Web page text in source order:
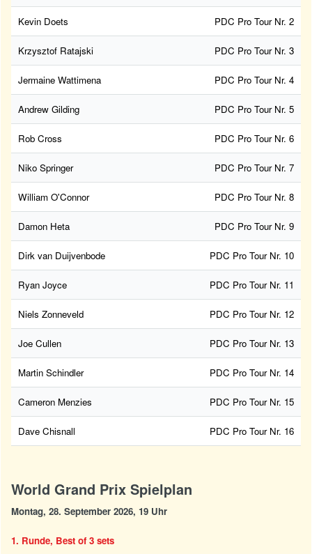
Kevin Doets PDC Pro Tour Nr. 2
Krzysztof Ratajski PDC Pro Tour Nr. 3
Jermaine Wattimena PDC Pro Tour Nr. 4
Andrew Gilding PDC Pro Tour Nr. 5
Rob Cross PDC Pro Tour Nr. 6
Niko Springer PDC Pro Tour Nr. 7
William O'Connor PDC Pro Tour Nr. 8
Damon Heta PDC Pro Tour Nr. 9
Dirk van Duijvenbode PDC Pro Tour Nr. 10
Ryan Joyce PDC Pro Tour Nr. 11
Niels Zonneveld PDC Pro Tour Nr. 12
Joe Cullen PDC Pro Tour Nr. 13
Martin Schindler PDC Pro Tour Nr. 14
Cameron Menzies PDC Pro Tour Nr. 15
Dave Chisnall PDC Pro Tour Nr. 16
World Grand Prix Spielplan
Montag, 28. September 2026, 19 Uhr
1. Runde, Best of 3 sets